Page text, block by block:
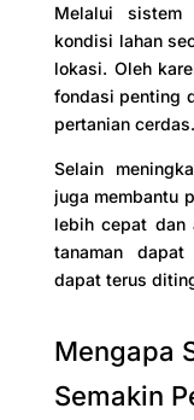
Melalui sistem
kondisi lahan
lokasi. Oleh
fondasi penting
pertanian cerdas.
Selain
juga membantu
lebih cepat dan
tanaman
dapat terus
Mengapa
Semakin